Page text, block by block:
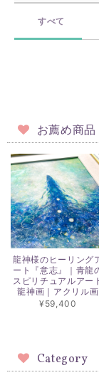
すべて
お薦め商品
龍神様のヒーリング
ート『意志』｜青龍
スピリチュアルアー
龍神画｜アクリル画
¥59,400
Category